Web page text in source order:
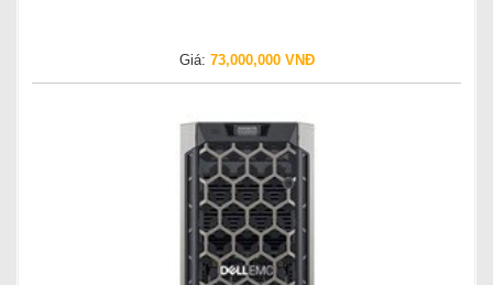
Giá: 73,000,000 VNĐ